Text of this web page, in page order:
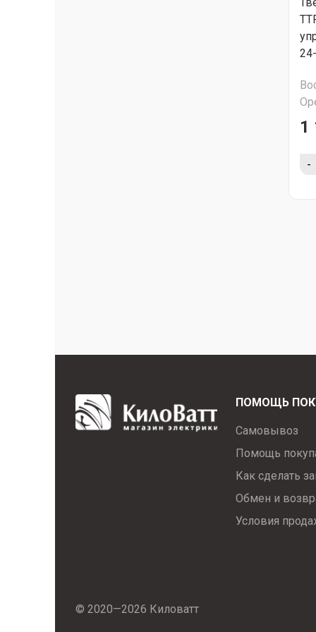
1
-
ПОМОЩЬ
Самовывоз
Помощь
Как сделать
Обмен и
Условия
© 2020—2026 Киловатт